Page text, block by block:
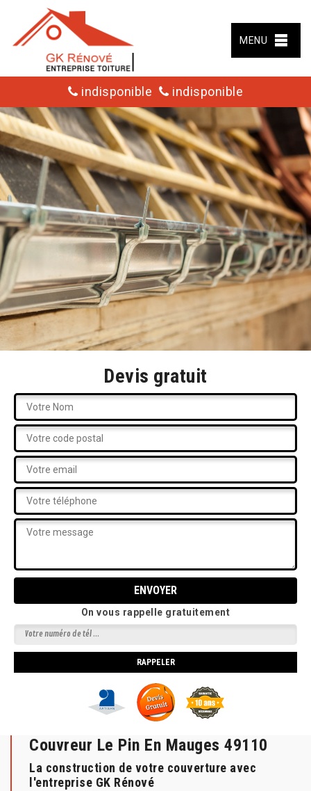
MENU
indisponible indisponible
Devis gratuit
On vous rappelle gratuitement
Couvreur Le Pin En Mauges 49110
La construction de votre couverture avec
l'entreprise GK Rénové